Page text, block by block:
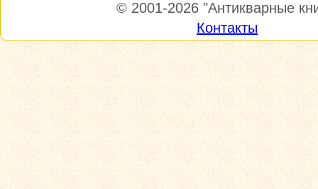
© 2001-2026 "Антикварные
Контакты